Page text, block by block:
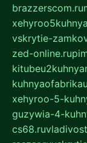
brazzerscom.ru
vskrytie-
zed-online.ru
xehyroo-5-
guzywia-4-
cs68.ru